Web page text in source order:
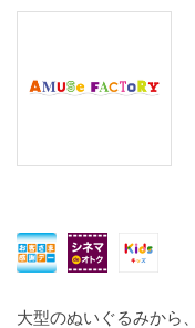
大型のぬいぐるみから